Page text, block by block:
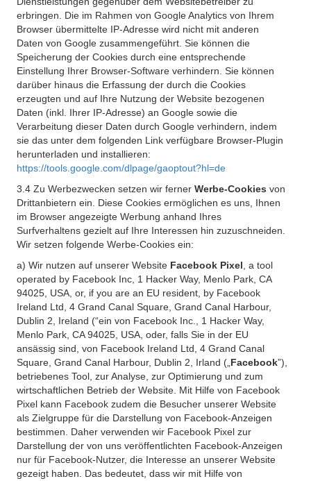
erbringen. Die im Rahmen von Google Analytics von Ihrem
Browser übermittelte IP-Adresse wird nicht mit anderen
Daten von Google zusammengeführt. Sie können die
Speicherung der Cookies durch eine entsprechende
Einstellung Ihrer Browser-Software verhindern. Sie können
darüber hinaus die Erfassung der durch die Cookies
erzeugten und auf Ihre Nutzung der Website bezogenen
Daten (inkl. Ihrer IP-Adresse) an Google sowie die
Verarbeitung dieser Daten durch Google verhindern, indem
sie das unter dem folgenden Link verfügbare Browser-Plugin
herunterladen und installieren:
https://tools.google.com/dlpage/gaoptout?hl=de
3.4 Zu Werbezwecken setzen wir ferner Werbe-Cookies von
Drittanbietern ein. Diese Cookies ermöglichen es uns, Ihnen
im Browser angezeigte Werbung anhand Ihres
Surfverhaltens gezielt auf Ihre Interessen hin zuzuschneiden.
Wir setzen folgende Werbe-Cookies ein:
a) Wir nutzen auf unserer Website Facebook Pixel , a tool
operated by Facebook Inc, 1 Hacker Way, Menlo Park, CA
94025, USA, or, if you are an EU resident, by Facebook
Ireland Ltd, 4 Grand Canal Square, Grand Canal Harbour,
Dublin 2, Ireland (“ein von Facebook Inc., 1 Hacker Way,
Menlo Park, CA 94025, USA, oder, falls Sie in der EU
ansässig sind, von Facebook Ireland Ltd, 4 Grand Canal
Square, Grand Canal Harbour, Dublin 2, Irland („ Facebook”),
betriebenes Tool, zur Analyse, zur Optimierung und zum
wirtschaftlichen Betrieb der Website. Mit Hilfe von Facebook
Pixel kann Facebook zudem die Besucher unserer Website
als Zielgruppe für die Darstellung von Facebook-Anzeigen
bestimmen. Daher verwenden wir Facebook Pixel zur
Darstellung der von uns veröffentlichten Facebook-Anzeigen
nur für Facebook-Nutzer, die Interesse an unserer Website
gezeigt haben. Das bedeutet, dass wir mit Hilfe von